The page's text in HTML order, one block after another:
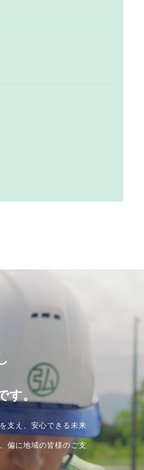
す。
支え、安心できる未来
偏に地域の皆様のご支